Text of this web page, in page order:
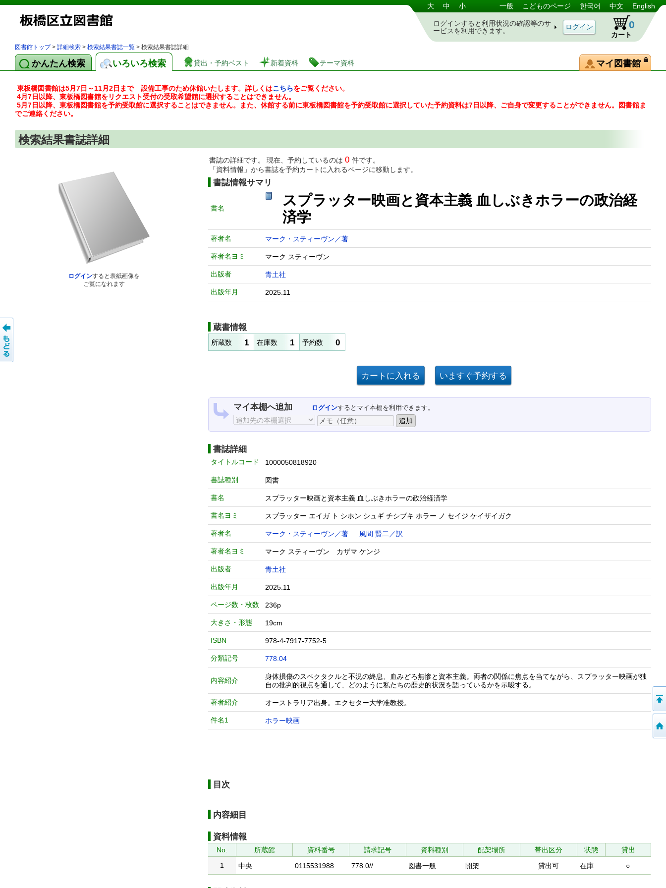
図書館 蔵書検索・予約システム 大 中 小 一般 こどものページ 한국어 中文 English
ログインすると利用状況の確認等のサ
ービスを利用できます。
カート
0
図書館トップ> 詳細検索 > 検索結果書誌一覧 > 検索結果書誌詳細
かんたん検索 いろいろ検索 貸出・予約ベスト 新着資料 テーマ資料 マイ図書館
東板橋図書館は5月7日～11月2日まで 設備工事のため休館いたします。詳しくはこちらをご覧ください。
4月7日以降、東板橋図書館をリクエスト受付の受取希望館に選択することはできません。
5月7日以降、東板橋図書館を予約受取館に選択することはできません。また、休館する前に東板橋図書館を予約受取館に選択していた予約資料は7日以降、ご自身で変更することができません。図書館ま
でご連絡ください。
検索結果書誌詳細
ログインすると表紙画像を
ご覧になれます
書誌の詳細です。 現在、予約しているのは 0 件です。
「資料情報」から書誌を予約カートに入れるページに移動します。
書誌情報サマリ
書名
スプラッター映画と資本主義 血しぶきホラーの政治経
済学
著者名 マーク・スティーヴン／著
著者名ヨミ マーク スティーヴン
出版者 青土社
出版年月 2025.11
蔵書情報
所蔵数 1 在庫数 1 予約数 0
マイ本棚へ追加 ログインするとマイ本棚を利用できます。
書誌詳細
タイトルコード 1000050818920
書誌種別 図書
書名 スプラッター映画と資本主義 血しぶきホラーの政治経済学
書名ヨミ スプラッター エイガ ト シホン シュギ チシブキ ホラー ノ セイジ ケイザイガク
著者名 マーク・スティーヴン／著 風間 賢二／訳
著者名ヨミ マーク スティーヴン カザマ ケンジ
出版者 青土社
出版年月 2025.11
ページ数・枚数 236p
大きさ・形態 19cm
ISBN 978-4-7917-7752-5
分類記号 778.04
内容紹介
身体損傷のスペクタクルと不況の終息、血みどろ無惨と資本主義。両者の関係に焦点を当てながら、スプラッター映画が独
自の批判的視点を通して、どのように私たちの歴史的状況を語っているかを示唆する。
著者紹介 オーストラリア出身。エクセター大学准教授。
件名1 ホラー映画
目次
内容細目
資料情報
No. 所蔵館 資料番号 請求記号 資料種別 配架場所 帯出区分 状態
貸出
1
中央 0115531988 778.0// 図書一般 開架 貸出可 在庫 ○